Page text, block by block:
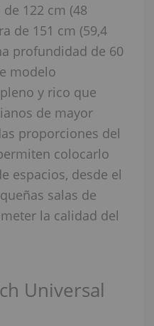
122 cm (48
de 151 cm (59,4
profundidad de 60
modelo
y rico que
de mayor
proporciones del
colocarlo
espacios, desde el
salas de
la calidad del
Universal